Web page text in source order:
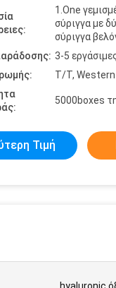
1.One
σύριγγα με
σύριγγα
3-5
T/T, Western
5000boxes
Τιμή